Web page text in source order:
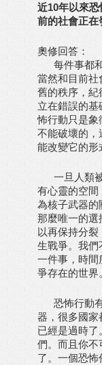
近10年以來
前的社會正在
奧修回答：
每件事都和
當然和目前社
舊的秩序，紀
立在錯誤的
怖行動只是象
不能破壞的
能改變它的形
一旦人類被
有心靈的空間
為核子武器的
那麼唯一的選
以再保持分
生戰爭。我們
一件事，時間
爭存在的世界
恐怖行動有
器，很多國家
已經是過時
們。而且你不
了。一個恐